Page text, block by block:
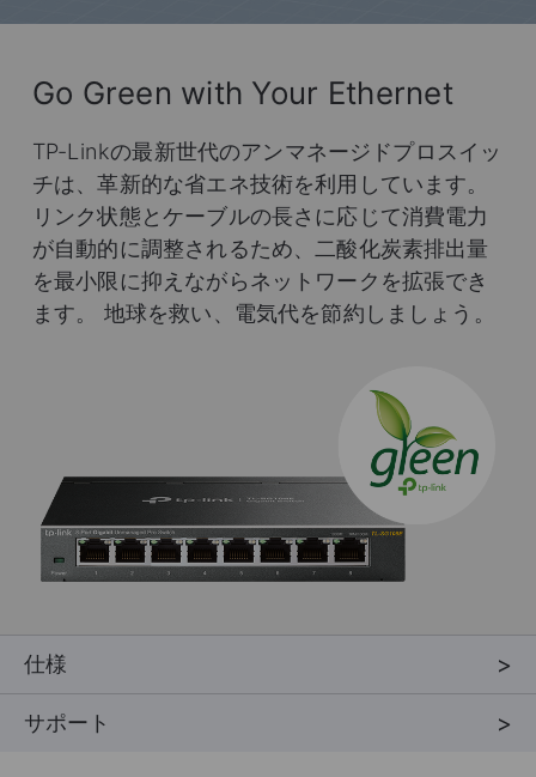
Go Green with Your Ethernet
TP-Linkの最新世代のアンマネージドプロスイッ
チは、革新的な省エネ技術を利用しています。
リンク状態とケーブルの長さに応じて消費電力
が自動的に調整されるため、二酸化炭素排出量
を最小限に抑えながらネットワークを拡張でき
ます。 地球を救い、電気代を節約しましょう。
仕様
サポート